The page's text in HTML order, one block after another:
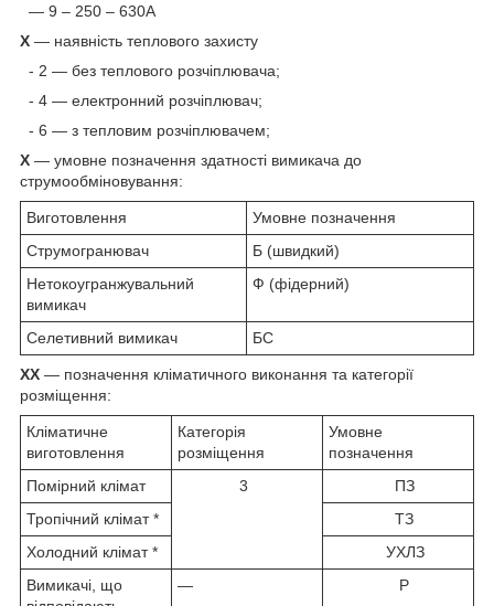
— 9 – 250 – 630А
Х — наявність теплового захисту
- 2 — без теплового розчіплювача;
- 4 — електронний розчіплювач;
- 6 — з тепловим розчіплювачем;
X — умовне позначення здатності вимикача до
струмообміновування:
Виготовлення
Умовне позначення
Струмогранювач
Б (швидкий)
Нетокоугранжувальний
вимикач
Ф (фідерний)
Селетивний вимикач БС
XX — позначення кліматичного виконання та категорії
розміщення:
Кліматичне
виготовлення
Категорія
розміщення
Умовне
позначення
Помірний клімат
3
ПЗ
Тропічний клімат *
ТЗ
Холодний клімат *
УХЛЗ
Вимикачі, що
— Р